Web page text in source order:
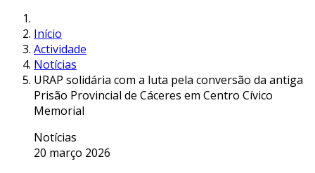
Início
Actividade
Notícias
URAP solidária com a luta pela conversão da antiga
Prisão Provincial de Cáceres em Centro Cívico
Memorial
Notícias
20 março 2026